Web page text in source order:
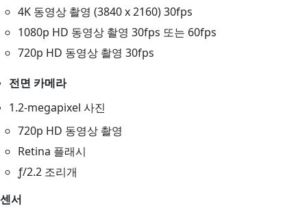
4K 동영상 촬영 (3840 x 2160) 30fps
1080p HD 동영상 촬영 30fps 또는 60fps
720p HD 동영상 촬영 30fps
전면 카메라
1.2-megapixel 사진
720p HD 동영상 촬영
Retina 플래시
ƒ/2.2 조리개
센서